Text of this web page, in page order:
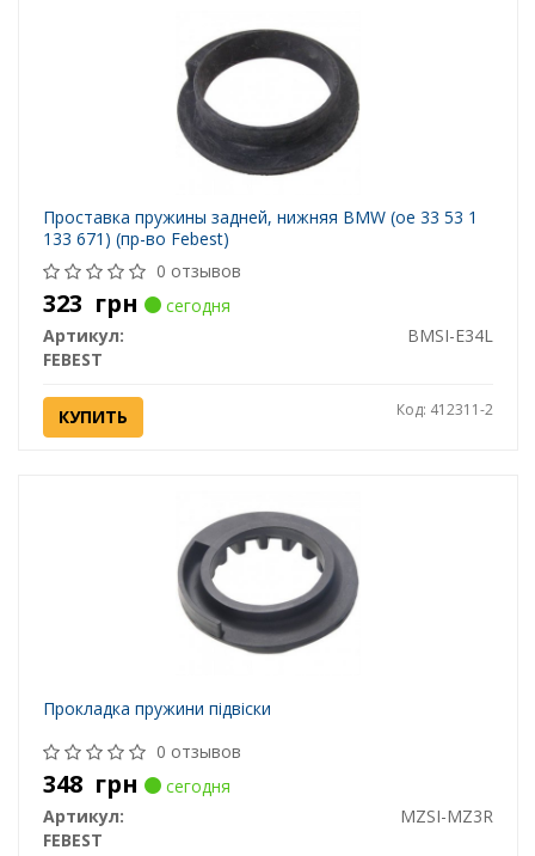
Проставка пружины задней, нижняя BMW (ое 33 53 1
133 671) (пр-во Febest)
0 отзывов
323 грн
сегодня
Артикул:
BMSI-E34L
FEBEST
КУПИТЬ Код: 412311-2
Прокладка пружини підвіски
0 отзывов
348 грн
сегодня
Артикул:
MZSI-MZ3R
FEBEST